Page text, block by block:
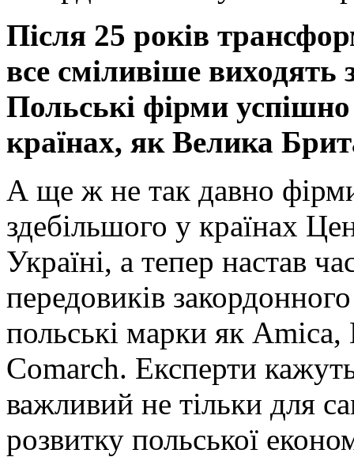
Після 25 років
все сміливіше виходять
Польські фірми
країнах, як Велика
А ще ж не так давно
здебільшого у країнах
Україні, а тепер настав
передовиків
польські марки як
Comarch. Експерти
важливий не тільки для
розвитку польської